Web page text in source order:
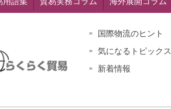
国際物流のヒント
気になるトピックス
新着情報